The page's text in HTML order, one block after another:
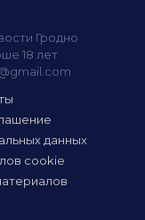
Гродно
18 лет
данных
cookie